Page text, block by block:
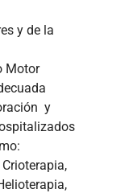
y de la
Motor
y